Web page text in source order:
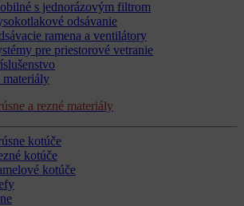
s jednorázovým filtrom
odsávanie
ramena a ventilátory
pre priestorové vetranie
materiály
a rezné materiály
kotúče
kotúče
kotúče